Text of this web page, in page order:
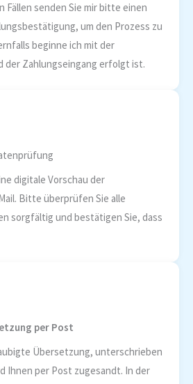
Fällen senden Sie mir bitte einen
um den Prozess zu
beginne ich mit der
der Zahlungseingang erfolgt ist.
digitale Vorschau der
Bitte überprüfen Sie alle
sorgfältig und bestätigen Sie, dass
per Post
Übersetzung, unterschrieben
Ihnen per Post zugesandt. In der